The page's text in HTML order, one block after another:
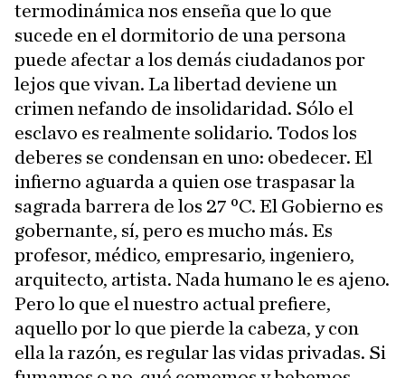
termodinámica nos enseña que lo que
sucede en el dormitorio de una persona
puede afectar a los demás ciudadanos por
lejos que vivan. La libertad deviene un
crimen nefando de insolidaridad. Sólo el
esclavo es realmente solidario. Todos los
deberes se condensan en uno: obedecer. El
infierno aguarda a quien ose traspasar la
sagrada barrera de los 27 ºC. El Gobierno es
gobernante, sí, pero es mucho más. Es
profesor, médico, empresario, ingeniero,
arquitecto, artista. Nada humano le es ajeno.
Pero lo que el nuestro actual prefiere,
aquello por lo que pierde la cabeza, y con
ella la razón, es regular las vidas privadas. Si